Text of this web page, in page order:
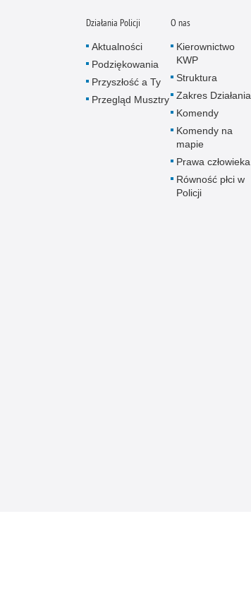
Działania Policji
Aktualności
Podziękowania
Przyszłość a Ty
Przegląd Musztry
O nas
Kierownictwo
KWP
Struktura
Zakres Działania
Komendy
Komendy na
mapie
Prawa człowieka
Równość płci w
Policji